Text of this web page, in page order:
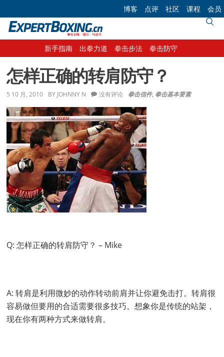
to
primary
to
main
to
primary
to
footer
博客 点评 社区 课程 会员
新手指南 出拳力道 拳击步法 拳击防守
怎样正确的转肩防守？
5 10 月, 2010 BY JOHNNY N 拳击信件, 拳击基本要素
没有评论
Q: 怎样正确的转肩防守？ – Mike
A: 转肩是利用微妙的动作转动前肩并让你避免击打。转肩很
容易做但要用的合适需要很多技巧。想象你是传统的站架，
现在你有两种方式来做转肩。